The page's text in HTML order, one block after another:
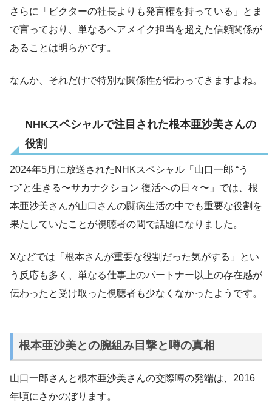
さらに「ビクターの社長よりも発言権を持っている」とま
で言っており、単なるヘアメイク担当を超えた信頼関係が
あることは明らかです。
なんか、それだけで特別な関係性が伝わってきますよね。
NHKスペシャルで注目された根本亜沙美さんの
役割
2024年5月に放送されたNHKスペシャル「山口一郎 “う
つ”と生きる〜サカナクション 復活への日々〜」では、根
本亜沙美さんが山口さんの闘病生活の中でも重要な役割を
果たしていたことが視聴者の間で話題になりました。
Xなどでは「根本さんが重要な役割だった気がする」とい
う反応も多く、単なる仕事上のパートナー以上の存在感が
伝わったと受け取った視聴者も少なくなかったようです。
根本亜沙美との腕組み目撃と噂の真相
山口一郎さんと根本亜沙美さんの交際噂の発端は、2016
年頃にさかのぼります。